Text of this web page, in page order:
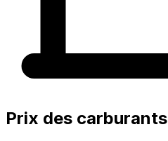
Prix des carburants